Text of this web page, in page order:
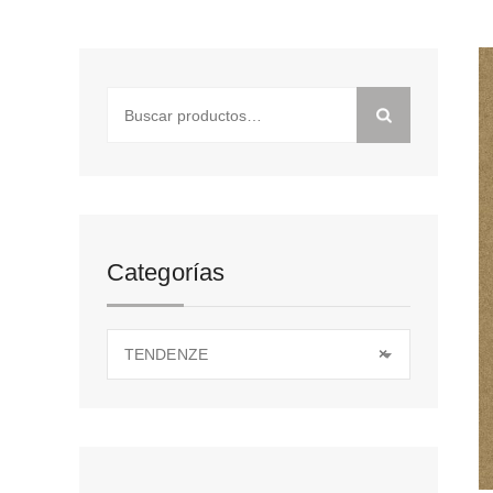
Categorías
×
TENDENZE